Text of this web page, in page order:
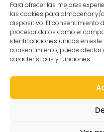
Para ofrecer las mejores
las cookies para almacenar y/
dispositivo. El consentimiento
procesar datos como el
identificaciones únicas en este
consentimiento, puede
características y funciones.
C/